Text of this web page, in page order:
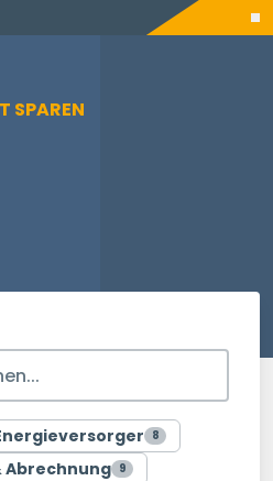
SPAREN
8
Abrechnung 9